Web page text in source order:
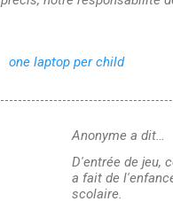
one laptop per child
Anonyme a dit…
D'entrée de jeu,
a fait de
scolaire.